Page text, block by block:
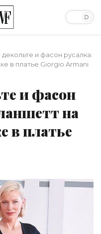
декольте и фасон русалка:
в платье Giorgio Armani
и фасон
на
в платье